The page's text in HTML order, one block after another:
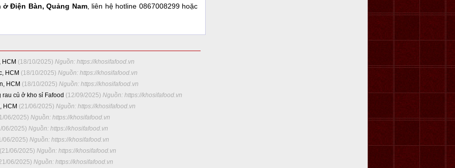
Điện Bàn, Quảng Nam, liên hệ hotline 0867008299 hoặc
(18/10/2025) Nguồn: https://khosifafood.vn
HCM (18/10/2025) Nguồn: https://khosifafood.vn
HCM (18/10/2025) Nguồn: https://khosifafood.vn
củ ở kho sỉ Fafood (12/09/2025) Nguồn: https://khosifafood.vn
HCM (21/06/2025) Nguồn: https://khosifafood.vn
06/2025) Nguồn: https://khosifafood.vn
06/2025) Nguồn: https://khosifafood.vn
06/2025) Nguồn: https://khosifafood.vn
(21/06/2025) Nguồn: https://khosifafood.vn
06/2025) Nguồn: https://khosifafood.vn